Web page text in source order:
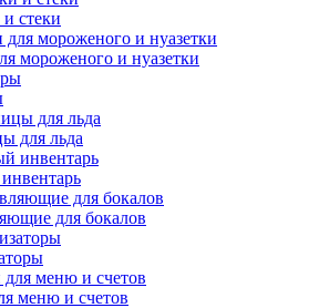
стеки
мороженого и нуазетки
для льда
для бокалов
меню и счетов